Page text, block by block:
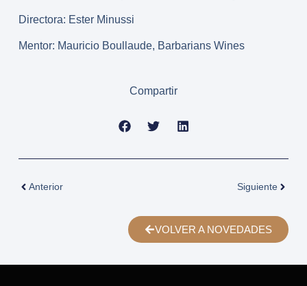
Directora: Ester Minussi
Mentor: Mauricio Boullaude, Barbarians Wines
Compartir
Anterior Siguiente
VOLVER A NOVEDADES